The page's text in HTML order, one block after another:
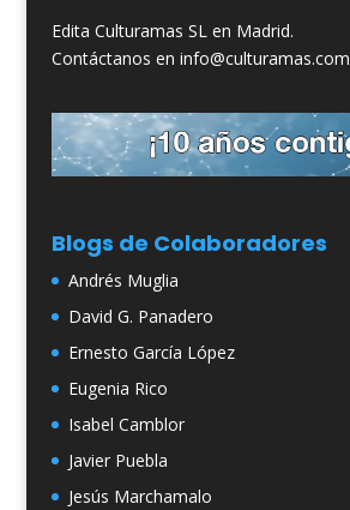
Edita Culturamas SL en Madrid.
Contáctanos en info@culturamas.com
Blogs de Colaboradores
Andrés Muglia
David G. Panadero
Ernesto García López
Eugenia Rico
Isabel Camblor
Javier Puebla
Jesús Marchamalo